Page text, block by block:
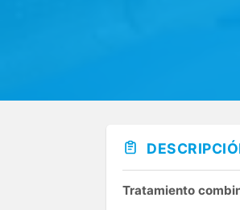
Tratamiento